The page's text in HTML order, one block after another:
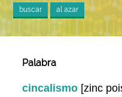
buscar al azar
Palabra
cincalismo [zinc